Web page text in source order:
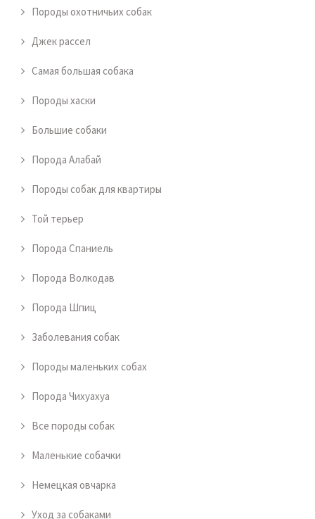
Породы охотничьих собак
Джек рассел
Самая большая собака
Породы хаски
Большие собаки
Порода Алабай
Породы собак для квартиры
Той терьер
Порода Спаниель
Порода Волкодав
Порода Шпиц
Заболевания собак
Породы маленьких собах
Порода Чихуахуа
Все породы собак
Маленькие собачки
Немецкая овчарка
Уход за собаками